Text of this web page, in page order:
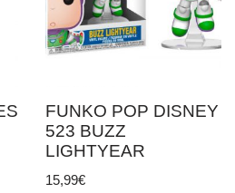
FUNKO POP DISNEY
523 BUZZ
LIGHTYEAR
15,99€